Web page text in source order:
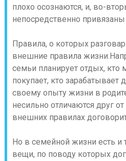
плохо осознаются, и, во-
непосредственно
Правила, о которых
внешние правила жизни.
семьи планирует отдых, кто
покупает, кто зарабатывает
своему опыту жизни в
несильно отличаются друг
внешних правилах
Но в семейной жизни есть и
вещи, по поводу которых